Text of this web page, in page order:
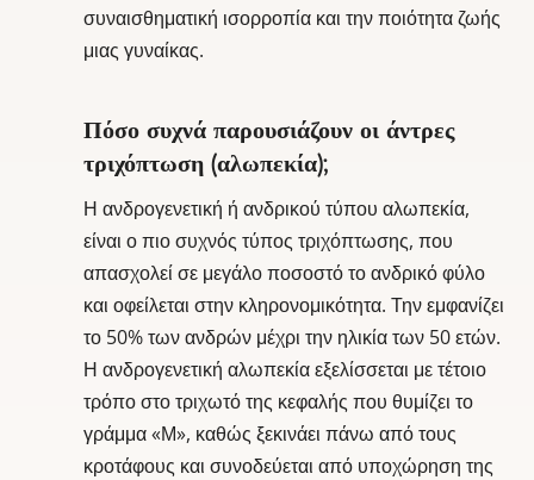
συναισθηματική ισορροπία και την ποιότητα ζωής
μιας γυναίκας.
Πόσο συχνά παρουσιάζουν οι άντρες
τριχόπτωση (αλωπεκία);
Η ανδρογενετική ή ανδρικού τύπου αλωπεκία,
είναι ο πιο συχνός τύπος τριχόπτωσης, που
απασχολεί σε μεγάλο ποσοστό το ανδρικό φύλο
και οφείλεται στην κληρονομικότητα. Την εμφανίζει
το 50% των ανδρών μέχρι την ηλικία των 50 ετών.
Η ανδρογενετική αλωπεκία εξελίσσεται με τέτοιο
τρόπο στο τριχωτό της κεφαλής που θυμίζει το
γράμμα «Μ», καθώς ξεκινάει πάνω από τους
κροτάφους και συνοδεύεται από υποχώρηση της